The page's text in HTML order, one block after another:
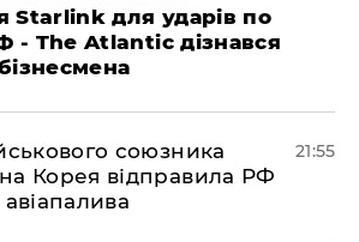
Starlink для ударів по
- The Atlantic дізнався
союзника
Корея відправила РФ
21:55